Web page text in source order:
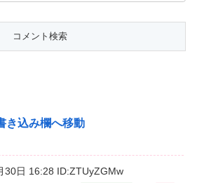
き込み欄へ移動
30日 16:28 ID:ZTUyZGMw